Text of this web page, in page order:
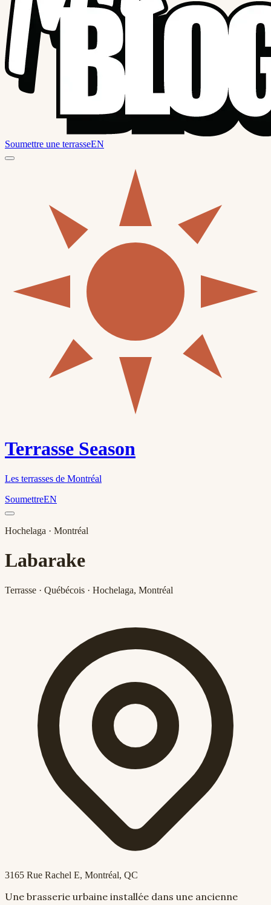
Soumettre une terrasseEN
Terrasse Season
Les terrasses de Montréal
SoumettreEN
Hochelaga · Montréal
Labarake
Terrasse · Québécois · Hochelaga, Montréal
3165 Rue Rachel E, Montréal, QC
Une brasserie urbaine installée dans une ancienne